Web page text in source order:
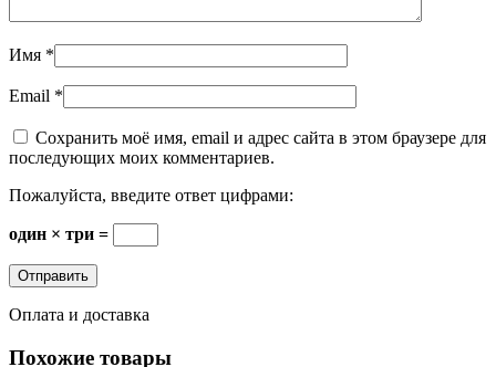
Имя *
Email *
Сохранить моё имя, email и адрес сайта в этом браузере для
последующих моих комментариев.
Пожалуйста, введите ответ цифрами:
один × три =
Оплата и доставка
Похожие товары